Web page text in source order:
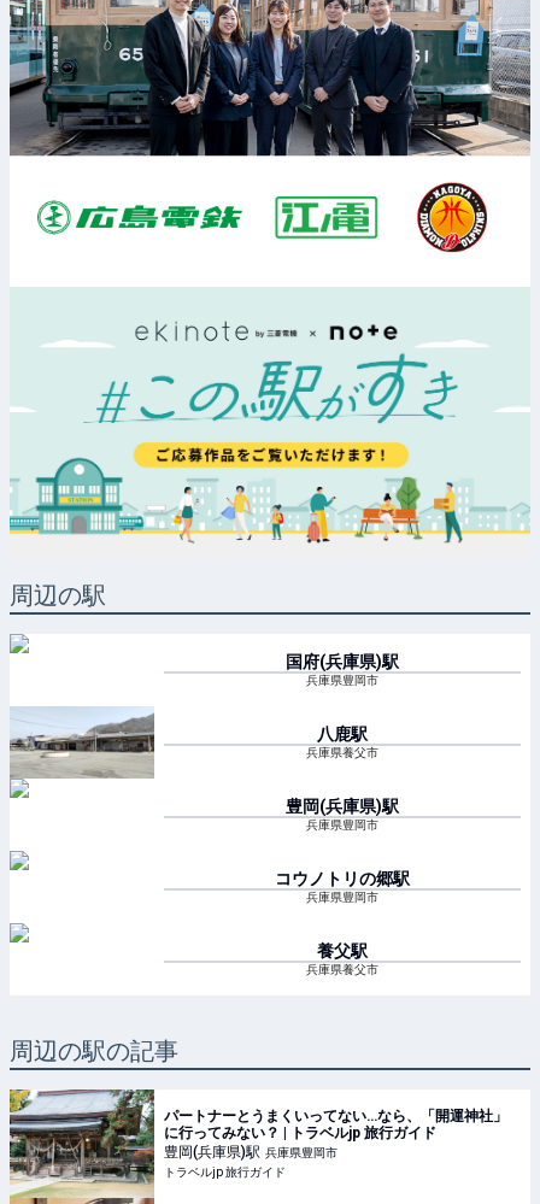
周辺の駅
国府(兵庫県)駅
兵庫県豊岡市
八鹿駅
兵庫県養父市
豊岡(兵庫県)駅
兵庫県豊岡市
コウノトリの郷駅
兵庫県豊岡市
養父駅
兵庫県養父市
周辺の駅の記事
パートナーとうまくいってない…なら、「開運神社」
に行ってみない？ | トラベルjp 旅行ガイド
豊岡(兵庫県)駅 兵庫県豊岡市
トラベルjp 旅行ガイド